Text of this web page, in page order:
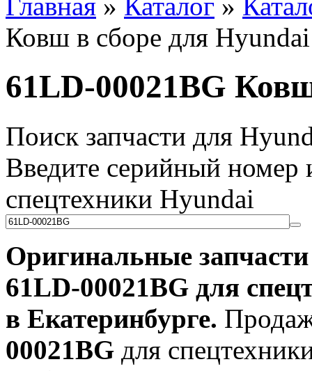
Ковш в сборе для Hyundai
61LD-00021BG
Поиск запчасти для
Введите серийный номер
спецтехники Hyundai
Оригинальные
61LD-00021BG для
в Екатеринбурге.
00021BG для